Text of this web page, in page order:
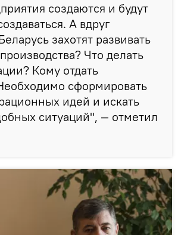
создаются и будут
А вдруг
захотят развивать
Что делать
Кому отдать
сформировать
идей и искать
ситуаций", — отметил